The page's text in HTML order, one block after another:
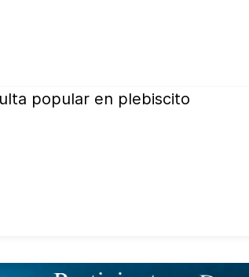
popular en plebiscito